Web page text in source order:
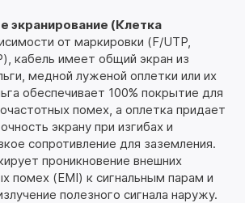
экранирование (Клетка
от маркировки (F/UTP,
кабель имеет общий экран из
медной луженой оплетки или их
обеспечивает 100% покрытие для
помех, а оплетка придает
экрану при изгибах и
сопротивление для заземления.
проникновение внешних
помех (EMI) к сигнальным парам и
полезного сигнала наружу.